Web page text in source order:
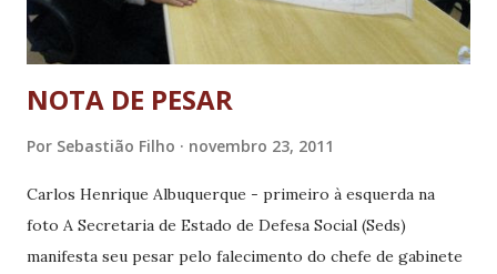
NOTA DE PESAR
Por Sebastião Filho novembro 23, 2011
Carlos Henrique Albuquerque - primeiro à esquerda na
foto A Secretaria de Estado de Defesa Social (Seds)
manifesta seu pesar pelo falecimento do chefe de gabinete